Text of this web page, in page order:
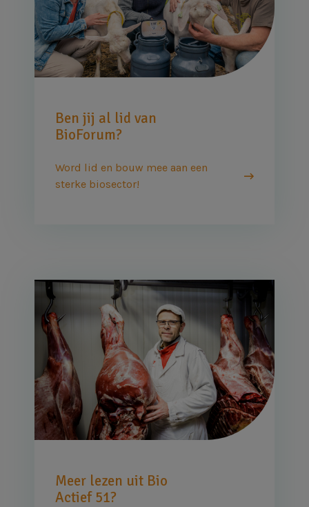
Ben jij al lid van
BioForum?
Word lid en bouw mee aan een
sterke biosector!
Afbeelding
Meer lezen uit Bio
Actief 51?